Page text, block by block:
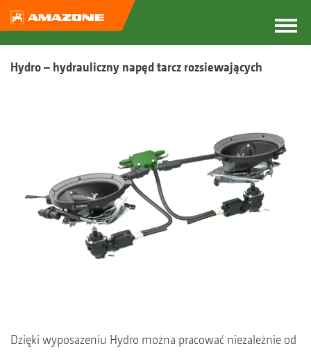
Hydro – hydrauliczny napęd tarcz rozsiewających
Dzięki wyposażeniu Hydro można pracować niezależnie od